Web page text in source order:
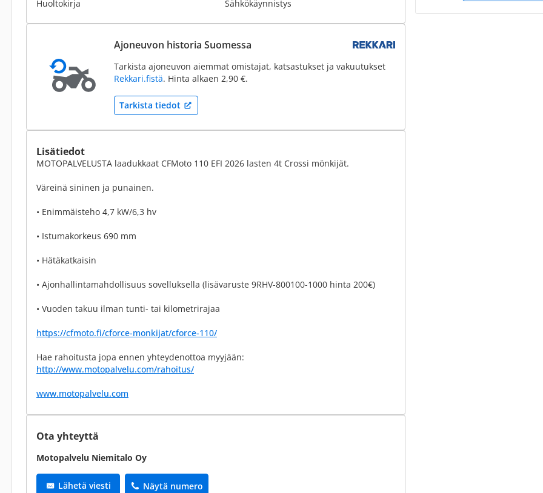
Huoltokirja Sähkökäynnistys
Ajoneuvon historia Suomessa
Tarkista ajoneuvon aiemmat omistajat, katsastukset ja vakuutukset
Rekkari.fistä. Hinta alkaen 2,90 €.
Tarkista tiedot
Lisätiedot
MOTOPALVELUSTA laadukkaat CFMoto 110 EFI 2026 lasten 4t Crossi mönkijät.
Väreinä sininen ja punainen.
• Enimmäisteho 4,7 kW/6,3 hv
• Istumakorkeus 690 mm
• Hätäkatkaisin
• Ajonhallintamahdollisuus sovelluksella (lisävaruste 9RHV-800100-1000 hinta 200€)
• Vuoden takuu ilman tunti- tai kilometrirajaa
https://cfmoto.fi/cforce-monkijat/cforce-110/
Hae rahoitusta jopa ennen yhteydenottoa myyjään:
http://www.motopalvelu.com/rahoitus/
www.motopalvelu.com
Ota yhteyttä
Motopalvelu Niemitalo Oy
Lähetä viesti Näytä numero